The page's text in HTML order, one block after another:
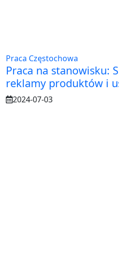
Praca Częstochowa
Praca na stanowisku:
reklamy produktów i
2024-07-03